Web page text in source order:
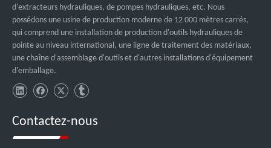
d'extracteurs hydrauliques, de pompes hydrauliques, etc. Nous
possédons une usine de production moderne de 12 000 mètres carrés,
qui comprend une installation de production d'outils hydrauliques de
pointe au niveau international, une ligne de traitement des matériaux,
une chaîne d'assemblage d'outils et d'autres installations d'équipement
d'emballage.
Contactez-nous